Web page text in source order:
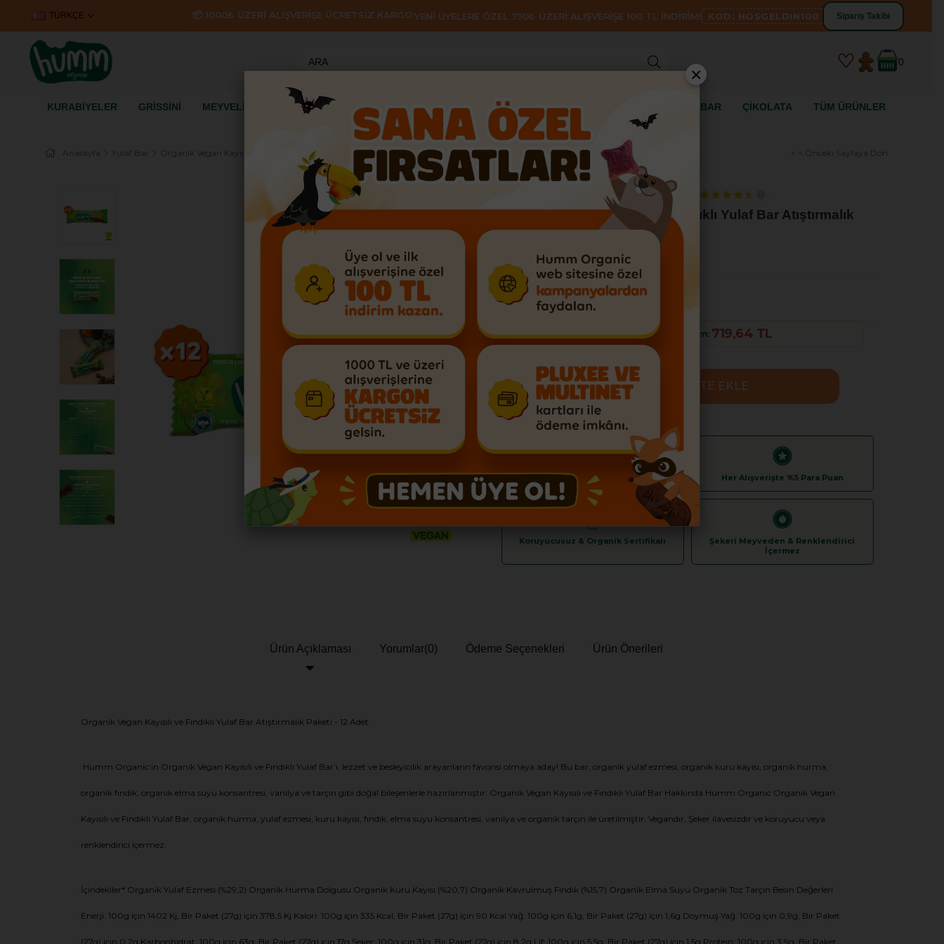
TÜRKÇE 📦 1000₺ ÜZERİ ALIŞVERİŞE ÜCRETSİZ KARGO |YENİ ÜYELERE ÖZEL 750₺ ÜZERİ ALIŞVERİŞE 100 TL İNDİRİM! KOD: HOSGELDIN100 Sipariş Takibi
0
KURABİYELER GRİSSİNİ MEYVELİ KÜPLER KAHVALTILIK GEVREK & PUF KEKLER VEGAN YULAF BAR ÇİKOLATA TÜM ÜRÜNLER
Anasayfa Yulaf Bar Organik Vegan Kayısılı ve Fındıklı Yulaf Bar Atıştırmalık Paketi - 12 adet < < Önceki Sayfaya Dön
Organik Vegan Kayısılı ve Fındıklı Yulaf Bar Atıştırmalık
Paketi - 12 adet
Satıcının Ortalama Ürün Puanı:
Son 6 saatte kişi baktı!
₺1.199,40
Sepette %40 İndirim: 719,64 TL
Üye Ol %10 İndirim Kazan Her Alışverişte %5 Para Puan
Koruyucusuz & Organik Sertifikalı
Şekeri Meyveden & Renklendirici
İçermez
Ürün Açıklaması Yorumlar(0) Ödeme Seçenekleri Ürün Önerileri
Organik Vegan Kayısılı ve Fındıklı Yulaf Bar Atıştırmalık Paketi - 12 Adet
Humm Organic’in Organik Vegan Kayısılı ve Fındıklı Yulaf Bar’ı, lezzet ve besleyicilik arayanların favorisi olmaya aday! Bu bar, organik yulaf ezmesi, organik kuru kayısı, organik hurma,
organik fındık, organik elma suyu konsantresi, vanilya ve tarçın gibi doğal bileşenlerle hazırlanmıştır. Organik Vegan Kayısılı ve Fındıklı Yulaf Bar Hakkında Humm Organic Organik Vegan
Kayısılı ve Fındıklı Yulaf Bar, organik hurma, yulaf ezmesi, kuru kayısı, fındık, elma suyu konsantresi, vanilya ve organik tarçın ile üretilmiştir. Vegandır, Şeker ilavesizdir ve koruyucu veya
renklendirici içermez.
İçindekiler* Organik Yulaf Ezmesi (%29,2) Organik Hurma Dolgusu Organik Kuru Kayısı (%20,7) Organik Kavrulmuş Fındık (%15,7) Organik Elma Suyu Organik Toz Tarçın Besin Değerleri
Enerji: 100g için 1402 Kj, Bir Paket (27g) için 378,5 Kj Kalori: 100g için 335 Kcal, Bir Paket (27g) için 90 Kcal Yağ: 100g için 6,1g, Bir Paket (27g) için 1,6g Doymuş Yağ: 100g için 0,9g, Bir Paket
(27g) için 0,2g Karbonhidrat: 100g için 63g, Bir Paket (27g) için 17g Şeker: 100g için 31g, Bir Paket (27g) için 8,2g Lif: 100g için 5,5g, Bir Paket (27g) için 1,5g Protein: 100g için 3,9g, Bir Paket
×